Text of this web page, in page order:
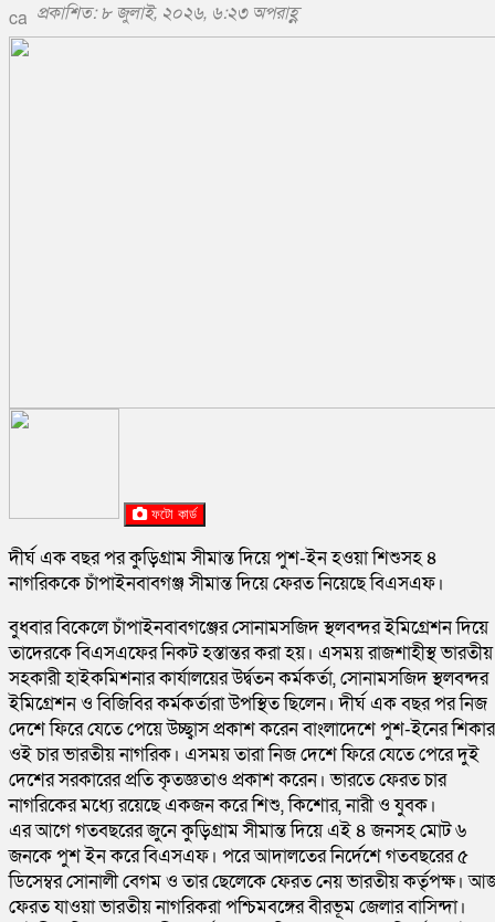
প্রকাশিত: ৮ জুলাই, ২০২৬, ৬:২৩ অপরাহ্ণ
ফটো কার্ড
দীর্ঘ এক বছর পর কুড়িগ্রাম সীমান্ত দিয়ে পুশ-ইন হওয়া শিশুসহ ৪
নাগরিককে চাঁপাইনবাবগঞ্জ সীমান্ত দিয়ে ফেরত নিয়েছে বিএসএফ।
বুধবার বিকেলে চাঁপাইনবাবগঞ্জের সোনামসজিদ স্থলবন্দর ইমিগ্রেশন দিয়ে
তাদেরকে বিএসএফের নিকট হস্তান্তর করা হয়। এসময় রাজশাহীস্থ ভারতীয়
সহকারী হাইকমিশনার কার্যালয়ের উর্দ্বতন কর্মকর্তা, সোনামসজিদ স্থলবন্দর
ইমিগ্রেশন ও বিজিবির কর্মকর্তারা উপস্থিত ছিলেন। দীর্ঘ এক বছর পর নিজ
দেশে ফিরে যেতে পেয়ে উচ্ছ্বাস প্রকাশ করেন বাংলাদেশে পুশ-ইনের শিকার
ওই চার ভারতীয় নাগরিক। এসময় তারা নিজ দেশে ফিরে যেতে পেরে দুই
দেশের সরকারের প্রতি কৃতজ্ঞতাও প্রকাশ করেন। ভারতে ফেরত চার
নাগরিকের মধ্যে রয়েছে একজন করে শিশু, কিশোর, নারী ও যুবক।
এর আগে গতবছরের জুনে কুড়িগ্রাম সীমান্ত দিয়ে এই ৪ জনসহ মোট ৬
জনকে পুশ ইন করে বিএসএফ। পরে আদালতের নির্দেশে গতবছরের ৫
ডিসেম্বর সোনালী বেগম ও তার ছেলেকে ফেরত নেয় ভারতীয় কর্তৃপক্ষ।
ফেরত যাওয়া ভারতীয় নাগরিকরা পশ্চিমবঙ্গের বীরভূম জেলার বাসিন্দা।